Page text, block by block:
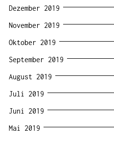
Dezember 2019
November 2019
Oktober 2019
September 2019
August 2019
Juli 2019
Juni 2019
Mai 2019